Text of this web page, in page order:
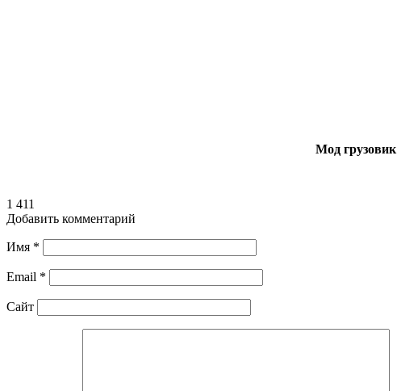
Мод
1 411
Добавить комментарий
Имя *
Email *
Сайт